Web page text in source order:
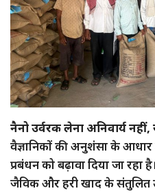
नैनो उर्वरक लेना अनिवार्य
वैज्ञानिकों की अनुशंसा के
प्रबंधन को बढ़ावा दिया जा
जैविक और हरी खाद के संतुलित